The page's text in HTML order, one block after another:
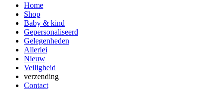
Home
Shop
Baby & kind
Gepersonaliseerd
Gelegenheden
Allerlei
Nieuw
Veiligheid
verzending
Contact